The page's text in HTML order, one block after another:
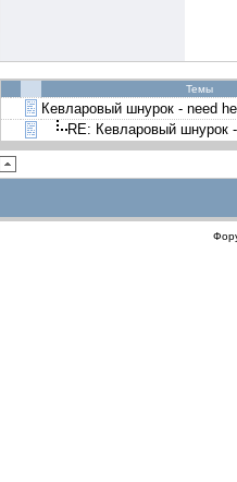
Темы
Кевларовый шнурок - need
RE: Кевларовый шнурок